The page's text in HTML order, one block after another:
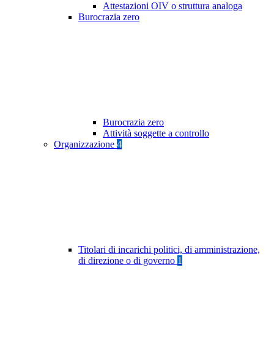
Attestazioni OIV o struttura analoga
Burocrazia zero
Burocrazia zero
Attività soggette a controllo
Organizzazione 4
Titolari di incarichi politici, di amministrazione,
di direzione o di governo 1